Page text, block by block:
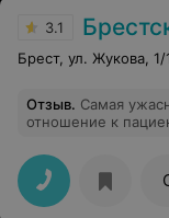
3.1 Брестская
Брест, ул. Жукова, 1/
Отзыв. Самая
отношение к
попадете на это
после 10,
работающий
отпрашиваться с